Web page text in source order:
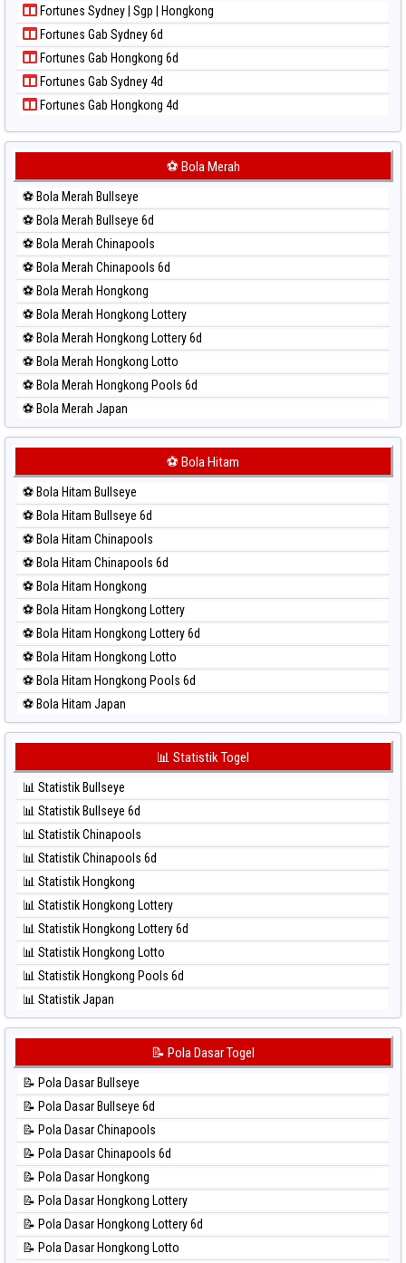
Paito Harian Pcso
Paito Harian Pennsylvania Day
Paito Harian Sao Paulo
Paito Harian Singapore
Paito Harian Sydney
Paito Harian Sydney Lottery
Paito Harian Sydney Lottery 6d
Paito Harian Sydney Lotto
Paito Harian Sydney Pools 6d
Paito Harian Taipei
Paito Harian Taiwan
Fortunes Sydney | Sgp | Hongkong
Fortunes Gab Sydney 6d
Fortunes Gab Hongkong 6d
Fortunes Gab Sydney 4d
Fortunes Gab Hongkong 4d
⚽ Bola Merah
⚽ Bola Merah Bullseye
⚽ Bola Merah Bullseye 6d
⚽ Bola Merah Chinapools
⚽ Bola Merah Chinapools 6d
⚽ Bola Merah Hongkong
⚽ Bola Merah Hongkong Lottery
⚽ Bola Merah Hongkong Lottery 6d
⚽ Bola Merah Hongkong Lotto
⚽ Bola Merah Hongkong Pools 6d
⚽ Bola Merah Japan
⚽ Bola Merah Japan 6d
⚽ Bola Merah Kuda Lari
⚽ Bola Merah Magnum Cambodia
⚽ Bola Merah Nagoya
⚽ Bola Merah North Carolina Day
⚽ Bola Merah Pcso
⚽ Bola Merah Sao Paulo
⚽ Bola Merah Singapore
⚽ Bola Merah Sydney
⚽ Bola Merah Sydney Lottery
⚽ Bola Merah Sydney Lottery 6d
⚽ Bola Merah Sydney Lotto
⚽ Bola Merah Taiwan
⚽ Bola Hitam
⚽ Bola Hitam Bullseye
⚽ Bola Hitam Bullseye 6d
⚽ Bola Hitam Chinapools
⚽ Bola Hitam Chinapools 6d
⚽ Bola Hitam Hongkong
⚽ Bola Hitam Hongkong Lottery
⚽ Bola Hitam Hongkong Lottery 6d
⚽ Bola Hitam Hongkong Lotto
⚽ Bola Hitam Hongkong Pools 6d
⚽ Bola Hitam Japan
⚽ Bola Hitam Japan 6d
⚽ Bola Hitam Kuda Lari
⚽ Bola Hitam Magnum Cambodia
⚽ Bola Hitam Nagoya
⚽ Bola Hitam North Carolina Day
⚽ Bola Hitam Pcso
⚽ Bola Hitam Sao Paulo
⚽ Bola Hitam Singapore
⚽ Bola Hitam Sydney
⚽ Bola Hitam Sydney Lottery
⚽ Bola Hitam Sydney Lottery 6d
⚽ Bola Hitam Sydney Lotto
⚽ Bola Hitam Taiwan
📊 Statistik Togel
📊 Statistik Bullseye
📊 Statistik Bullseye 6d
📊 Statistik Chinapools
📊 Statistik Chinapools 6d
📊 Statistik Hongkong
📊 Statistik Hongkong Lottery
📊 Statistik Hongkong Lottery 6d
📊 Statistik Hongkong Lotto
📊 Statistik Hongkong Pools 6d
📊 Statistik Japan
📊 Statistik Japan 6d
📊 Statistik Kuda Lari
📊 Statistik Magnum Cambodia
📊 Statistik Nagoya
📊 Statistik New York Midday
📊 Statistik North Carolina Day
📊 Statistik Pcso
📊 Statistik Pennsylvania Day
📊 Statistik Sao Paulo
📊 Statistik Singapore
📝 Pola Dasar Togel
📝 Pola Dasar Bullseye
📝 Pola Dasar Bullseye 6d
📝 Pola Dasar Chinapools
📝 Pola Dasar Chinapools 6d
📝 Pola Dasar Hongkong
📝 Pola Dasar Hongkong Lottery
📝 Pola Dasar Hongkong Lottery 6d
📝 Pola Dasar Hongkong Lotto